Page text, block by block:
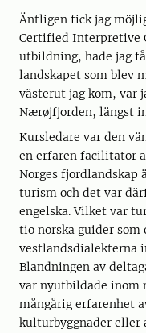
Äntligen fick jag
Certified Interpretive
utbildning, hade jag
landskapet som blev
västerut jag kom, var
Nærøjfjorden, längst
Kursledare var den
en erfaren facilitator
Norges fjordlandskap
turism och det var
engelska. Vilket var
tio norska guider som
vestlandsdialekterna
Blandningen av
var nyutbildade inom
mångårig erfarenhet
kulturbyggnader eller